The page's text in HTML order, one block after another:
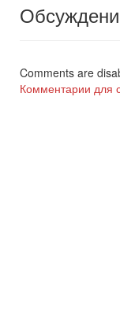
Comments are
Комментарии для